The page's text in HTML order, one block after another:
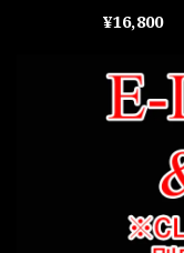
¥16,800